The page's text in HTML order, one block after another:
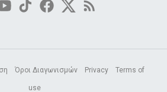
Όροι Διαγωνισμών Privacy Terms of
use